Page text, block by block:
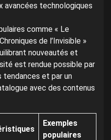
avancées technologiques
comme « Le
de l’Invisible »
nouveautés et
est rendue possible par
tendances et par un
avec des contenus
Exemples
populaires